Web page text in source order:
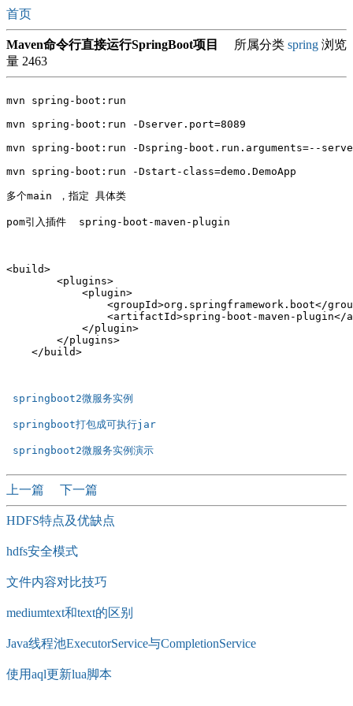
首页
Maven命令行直接运行SpringBoot项目 所属分类 spring 浏览
量 2463
mvn spring-boot:run
mvn spring-boot:run -Dserver.port=8089
mvn spring-boot:run -Dspring-boot.run.arguments=--
mvn spring-boot:run -Dstart-class=demo.DemoApp
多个main ，指定 具体类
pom引入插件  spring-boot-maven-plugin
<build>
        <plugins>
            <plugin>
<groupId>org.springframework.boot</
<artifactId>spring-boot-maven-plugin</
            </plugin>
        </plugins>
springboot2微服务实例
springboot打包成可执行jar
springboot2微服务实例演示
上一篇 下一篇
HDFS特点及优缺点
hdfs安全模式
文件内容对比技巧
mediumtext和text的区别
Java线程池ExecutorService与CompletionService
使用aql更新lua脚本